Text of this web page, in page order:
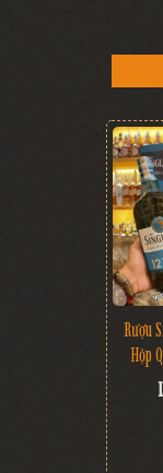
Rượu
Hộp